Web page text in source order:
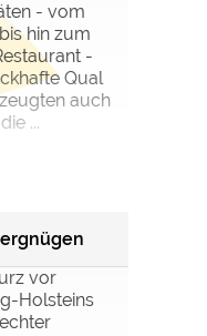
- vom
hin zum
-
Qual
auch
...
vor
Holsteins